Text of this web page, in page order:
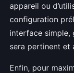
appareil ou
configuration
interface simple,
sera pertinent et
Enfin, pour